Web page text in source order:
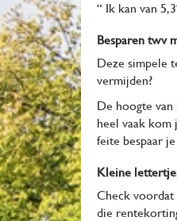
“ Ik kan van
Besparen twv
Deze simpele
vermijden?
De hoogte van
heel vaak kom
feite bespaar
Kleine
Check
die